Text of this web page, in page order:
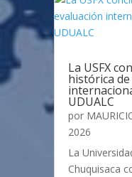
La USFX
histórica
UDUALC
por
2026
La
Chuquisaca